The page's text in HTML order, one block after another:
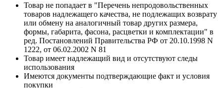
Товар не попадает в "Перечень непродовольственных
товаров надлежащего качества, не подлежащих возврату
или обмену на аналогичный товар других размера,
формы, габарита, фасона, расцветки и комплектации" в
ред. Постановлений Правительства РФ от 20.10.1998 N
1222, от 06.02.2002 N 81
Товар имеет надлежащий вид и отсутствуют следы
использования
Имеются документы подтверждающие факт и условия
покупки